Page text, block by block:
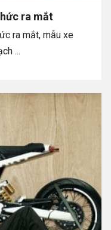
ra mắt
ra mắt, mẫu xe
...